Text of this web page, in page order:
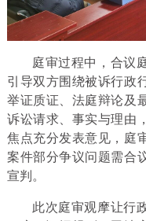
庭审过程中，合议
引导双方围绕被诉行政
举证质证、法庭辩论及
诉讼请求、事实与理由
焦点充分发表意见，庭
案件部分争议问题需合
宣判。
此次庭审观摩让行